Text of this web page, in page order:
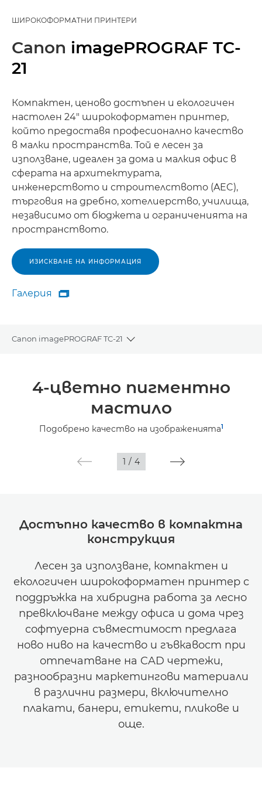
ШИРОКОФОРМАТНИ ПРИНТЕРИ
Canon imagePROGRAF TC-
21
Компактен, ценово достъпен и екологичен
настолен 24" широкоформатен принтер,
който предоставя професионално качество
в малки пространства. Той е лесен за
използване, идеален за дома и малкия офис в
сферата на архитектурата,
инженерството и строителството (AEC),
търговия на дребно, хотелиерство, училища,
независимо от бюджета и ограниченията на
пространството.
ИЗИСКВАНЕ НА ИНФОРМАЦИЯ
Галерия
Галерия

Canon imagePROGRAF TC-21
Toggle breadcrumbs
Спецификации
Галерия
4-цветно пигментно
мастило
Подобрено качество на изображенията1
1 / 4
Достъпно качество в компактна
конструкция
Лесен за използване, компактен и
екологичен широкоформатен принтер с
поддръжка на хибридна работа за лесно
превключване между офиса и дома чрез
софтуерна съвместимост предлага
ново ниво на качество и гъвкавост при
отпечатване на CAD чертежи,
разнообразни маркетингови материали
в различни размери, включително
плакати, банери, етикети, пликове и
още.